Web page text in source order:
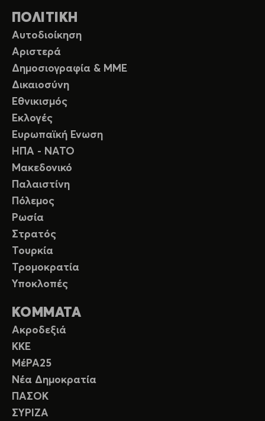
ΠΟΛΙΤΙΚΗ
Αυτοδιοίκηση
Αριστερά
Δημοσιογραφία & ΜΜΕ
Δικαιοσύνη
Εθνικισμός
Εκλογές
Ευρωπαϊκή Ενωση
ΗΠΑ - ΝΑΤΟ
Μακεδονικό
Παλαιστίνη
Πόλεμος
Ρωσία
Στρατός
Τουρκία
Τρομοκρατία
Υποκλοπές
ΚΟΜΜΑΤΑ
Ακροδεξιά
ΚΚΕ
ΜέΡΑ25
Νέα Δημοκρατία
ΠΑΣΟΚ
ΣΥΡΙΖΑ